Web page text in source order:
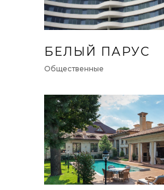
БЕЛЫЙ ПАРУС
Общественные